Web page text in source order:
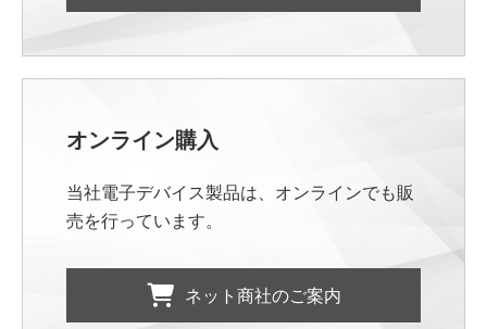
オンライン購入
当社電子デバイス製品は、オンラインでも販
売を行っています。
ネット商社のご案内